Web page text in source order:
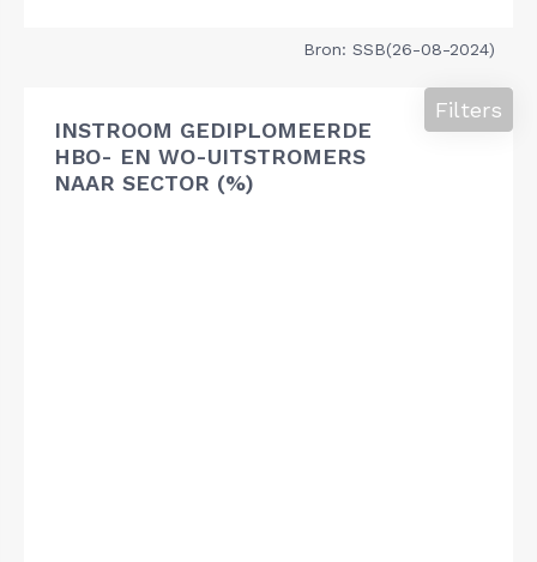
Bron: SSB(26-08-2024)
INSTROOM GEDIPLOMEERDE
HBO- EN WO-UITSTROMERS
NAAR SECTOR (%)
Filters